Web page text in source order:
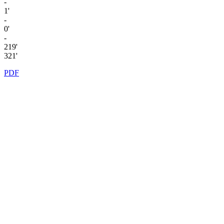
1'
-
0'
-
219'
321'
PDF